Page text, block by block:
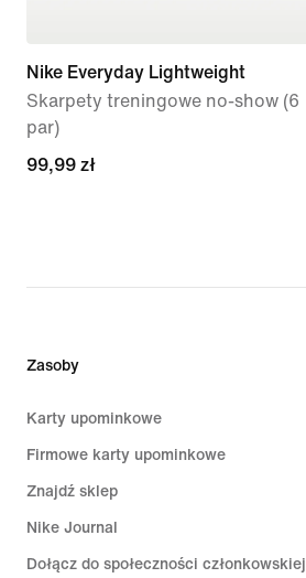
Nike Everyday Lightweight
Skarpety treningowe no-show (6
par)
99,99 zł
99,99 zł
Zasoby
Karty upominkowe
Firmowe karty upominkowe
Znajdź sklep
Nike Journal
Dołącz do społeczności członkowskiej